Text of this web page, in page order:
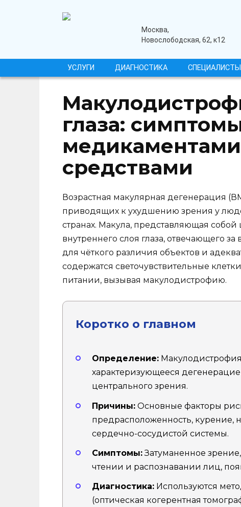
медицинский центрМосква,
Новослободская, 62, к12
УСЛУГИ ДИАГНОСТИКА СПЕЦИАЛИСТЫ
глаза:
средствами
Возрастная макулярная дегенерация
приводящих к ухудшению зрения у
странах. Макула, представляющая собой
внутреннего слоя глаза, отвечающего
для чёткого различия объектов и
содержатся светочувствительные
питании, вызывая макулодистрофию.
Коротко о главном
Определение: Макулодистрофия
характеризующееся
центрального зрения.
Причины: Основные факторы
предрасположенность, курение,
сердечно-сосудистой системы.
Симптомы:Затуманенное
чтении и распознавании лиц,
Диагностика: Используются
(оптическая когерентная